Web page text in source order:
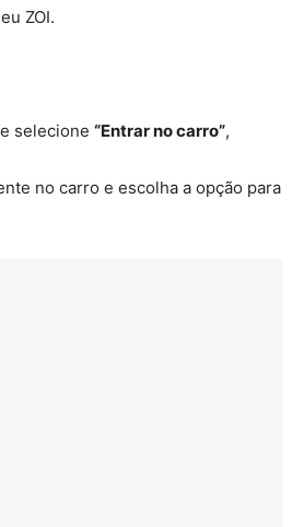
ZOI.
selecione “Entrar no carro”,
no carro e escolha a opção para